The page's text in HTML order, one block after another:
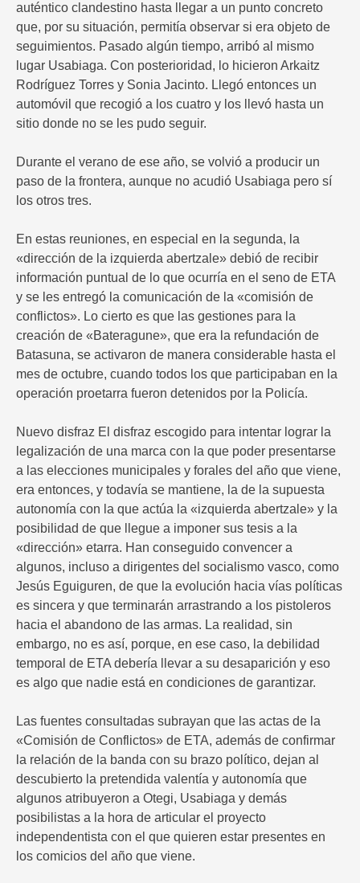
auténtico clandestino hasta llegar a un punto concreto
que, por su situación, permitía observar si era objeto de
seguimientos. Pasado algún tiempo, arribó al mismo
lugar Usabiaga. Con posterioridad, lo hicieron Arkaitz
Rodríguez Torres y Sonia Jacinto. Llegó entonces un
automóvil que recogió a los cuatro y los llevó hasta un
sitio donde no se les pudo seguir.
Durante el verano de ese año, se volvió a producir un
paso de la frontera, aunque no acudió Usabiaga pero sí
los otros tres.
En estas reuniones, en especial en la segunda, la
«dirección de la izquierda abertzale» debió de recibir
información puntual de lo que ocurría en el seno de ETA
y se les entregó la comunicación de la «comisión de
conflictos». Lo cierto es que las gestiones para la
creación de «Bateragune», que era la refundación de
Batasuna, se activaron de manera considerable hasta el
mes de octubre, cuando todos los que participaban en la
operación proetarra fueron detenidos por la Policía.
Nuevo disfraz El disfraz escogido para intentar lograr la
legalización de una marca con la que poder presentarse
a las elecciones municipales y forales del año que viene,
era entonces, y todavía se mantiene, la de la supuesta
autonomía con la que actúa la «izquierda abertzale» y la
posibilidad de que llegue a imponer sus tesis a la
«dirección» etarra. Han conseguido convencer a
algunos, incluso a dirigentes del socialismo vasco, como
Jesús Eguiguren, de que la evolución hacia vías políticas
es sincera y que terminarán arrastrando a los pistoleros
hacia el abandono de las armas. La realidad, sin
embargo, no es así, porque, en ese caso, la debilidad
temporal de ETA debería llevar a su desaparición y eso
es algo que nadie está en condiciones de garantizar.
Las fuentes consultadas subrayan que las actas de la
«Comisión de Conflictos» de ETA, además de confirmar
la relación de la banda con su brazo político, dejan al
descubierto la pretendida valentía y autonomía que
algunos atribuyeron a Otegi, Usabiaga y demás
posibilistas a la hora de articular el proyecto
independentista con el que quieren estar presentes en
los comicios del año que viene.